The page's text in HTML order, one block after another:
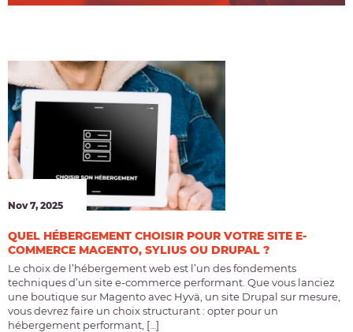
Nov 7, 2025
QUEL HÉBERGEMENT CHOISIR POUR VOTRE SITE E-
COMMERCE MAGENTO, SYLIUS OU DRUPAL ?
Le choix de l’hébergement web est l’un des fondements
techniques d’un site e-commerce performant. Que vous lanciez
une boutique sur Magento avec Hyvä, un site Drupal sur mesure,
vous devrez faire un choix structurant : opter pour un
hébergement performant, […]